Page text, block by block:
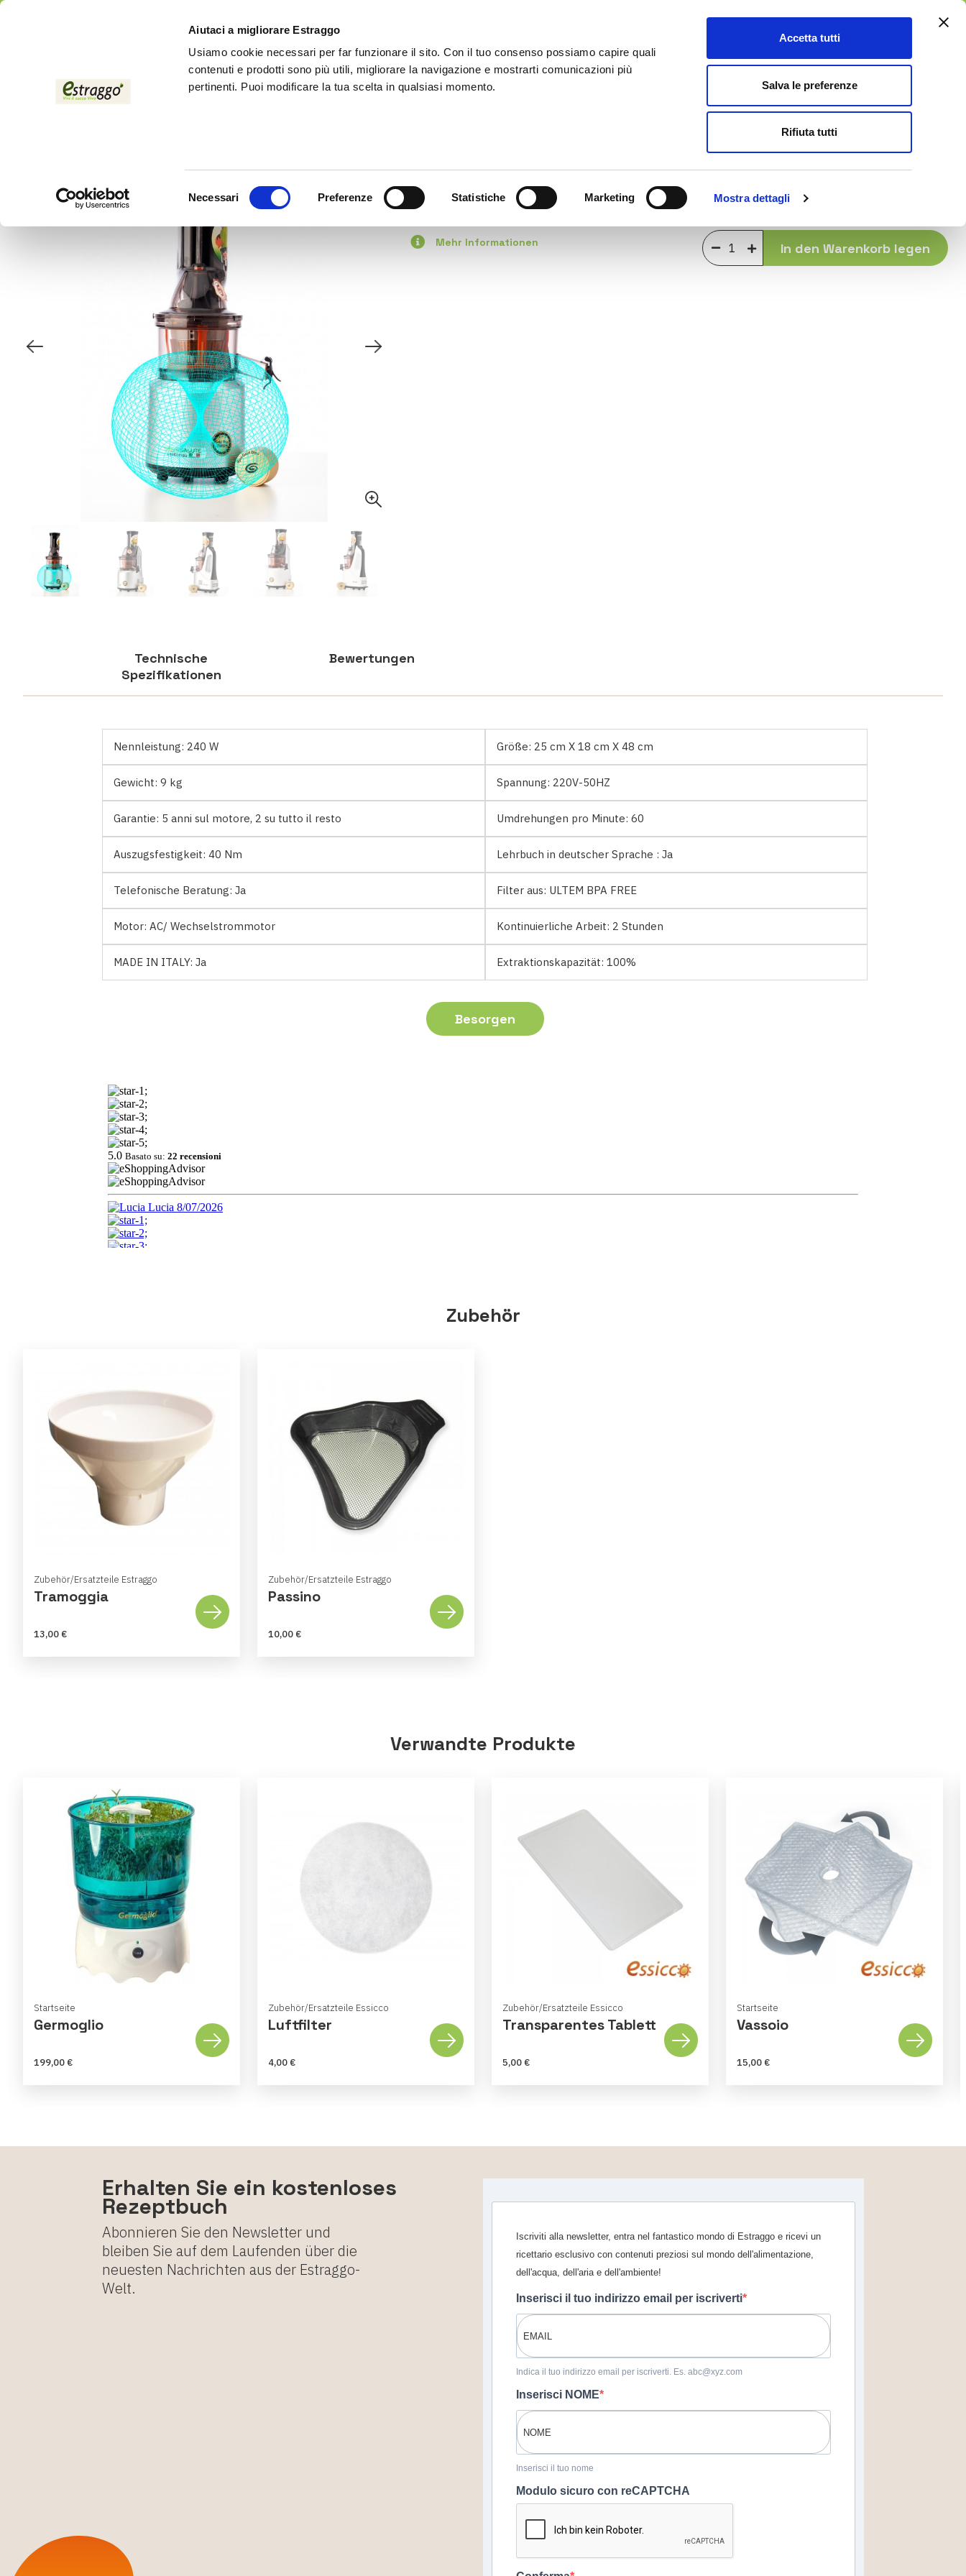
Aiutaci a migliorare Estraggo
Usiamo cookie necessari per far funzionare il sito. Con il tuo consenso possiamo capire quali
contenuti e prodotti sono più utili, migliorare la navigazione e mostrarti comunicazioni più
pertinenti. Puoi modificare la tua scelta in qualsiasi momento.
Necessari Preferenze Statistiche Marketing Mostra dettagli
Accetta tutti
Salva le preferenze
Rifiuta tutti
LifeEnergy Produkte Zubehör Unternehmen
copy of LifeEnergy PRO
Mehr Informationen
0,00 €
Kaufen Sie dieses Produkt in Raten
In den Warenkorb legen
Technische
Spezifikationen
Bewertungen
Nennleistung: 240 W Größe: 25 cm X 18 cm X 48 cm
Gewicht: 9 kg Spannung: 220V-50HZ
Garantie: 5 anni sul motore, 2 su tutto il resto Umdrehungen pro Minute: 60
Auszugsfestigkeit: 40 Nm Lehrbuch in deutscher Sprache : Ja
Telefonische Beratung: Ja Filter aus: ULTEM BPA FREE
Motor: AC/ Wechselstrommotor Kontinuierliche Arbeit: 2 Stunden
MADE IN ITALY: Ja Extraktionskapazität: 100%
Besorgen
Zubehör
Zubehör/Ersatzteile Estraggo
Tramoggia
13,00 €
Zubehör/Ersatzteile Estraggo
Passino
10,00 €
Verwandte Produkte
Startseite
Germoglio
199,00 €
Zubehör/Ersatzteile Essicco
Luftfilter
4,00 €
Zubehör/Ersatzteile Essicco
Transparentes Tablett
5,00 €
Startseite
Vassoio
15,00 €
Erhalten Sie ein kostenloses
Rezeptbuch
Abonnieren Sie den Newsletter und
bleiben Sie auf dem Laufenden über die
neuesten Nachrichten aus der Estraggo-
Welt.
Iscriviti alla newsletter, entra nel fantastico mondo di Estraggo e ricevi un
ricettario esclusivo con contenuti preziosi sul mondo dell'alimentazione,
dell'acqua, dell'aria e dell'ambiente!
Inserisci il tuo indirizzo email per iscriverti
Indica il tuo indirizzo email per iscriverti. Es. abc@xyz.com
Inserisci NOME
Inserisci il tuo nome
Modulo sicuro con reCAPTCHA